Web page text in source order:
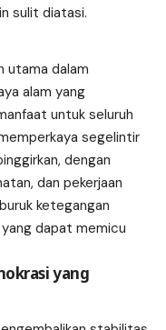
sulit diatasi.
utama dalam
alam yang
untuk seluruh
segelintir
dengan
dan pekerjaan
ketegangan
dapat memicu
yang